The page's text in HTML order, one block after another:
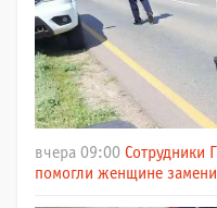
вчера 09:00 Сотрудники
помогли женщине